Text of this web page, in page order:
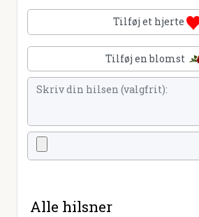
Tilføj et hjerte
Tilføj en blomst
Alle hilsner